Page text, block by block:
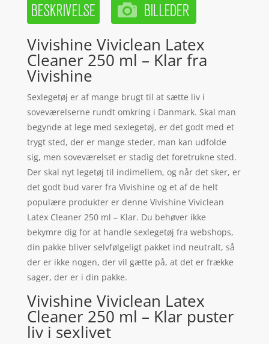
Vivishine Viviclean Latex
Cleaner 250 ml – Klar fra
Vivishine
Sexlegetøj er af mange brugt til at sætte liv i
soveværelserne rundt omkring i Danmark. Skal man
begynde at lege med sexlegetøj, er det godt med et
trygt sted, der er mange steder, man kan udfolde
sig, men soveværelset er stadig det foretrukne sted.
Der skal nyt legetøj til indimellem, og når det sker, er
det godt bud varer fra Vivishine og et af de helt
populære produkter er denne Vivishine Viviclean
Latex Cleaner 250 ml – Klar. Du behøver ikke
bekymre dig for at handle sexlegetøj fra webshops,
din pakke bliver selvfølgeligt pakket ind neutralt, så
der er ikke nogen, der vil gætte på, at det er frække
sager, der er i din pakke.
Vivishine Viviclean Latex
Cleaner 250 ml – Klar puster
liv i sexlivet